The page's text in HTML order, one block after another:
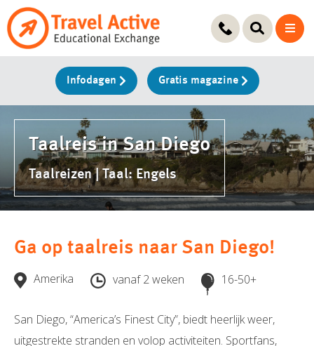
Ga
naar
Infodagen Gratis magazine
Taalreis in San Diego
Taalreizen | Taal: Engels
Ga op taalreis naar San Diego!
Amerika vanaf 2 weken 16-50+
San Diego, “America’s Finest City”, biedt heerlijk weer,
uitgestrekte stranden en volop activiteiten. Sportfans,